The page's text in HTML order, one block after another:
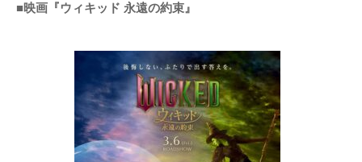
■映画『ウィキッド 永遠の約束』